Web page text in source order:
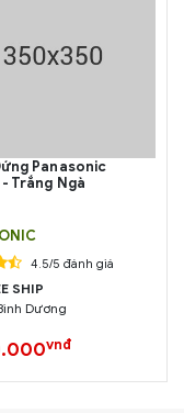
Panasonic
Trắng Ngà
4.5/5 đánh giá
SHIP
Dương
vnđ